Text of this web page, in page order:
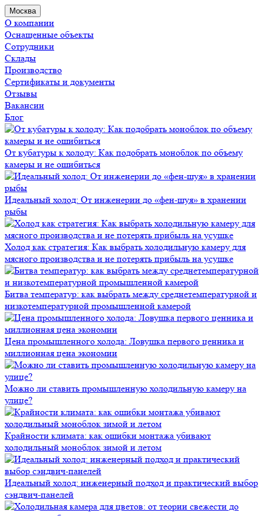
Москва
О компании
Оснащенные объекты
Сотрудники
Склады
Производство
Сертификаты и документы
Отзывы
Вакансии
Блог
От кубатуры к холоду: Как подобрать моноблок по объему
камеры и не ошибиться
Идеальный холод: От инженерии до «фен-шуя» в хранении
рыбы
Холод как стратегия: Как выбрать холодильную камеру для
мясного производства и не потерять прибыль на усушке
Битва температур: как выбрать между среднетемпературной и
низкотемпературной промышленной камерой
Цена промышленного холода: Ловушка первого ценника и
миллионная цена экономии
Можно ли ставить промышленную холодильную камеру на
улице?
Крайности климата: как ошибки монтажа убивают
холодильный моноблок зимой и летом
Идеальный холод: инженерный подход и практический выбор
сэндвич-панелей